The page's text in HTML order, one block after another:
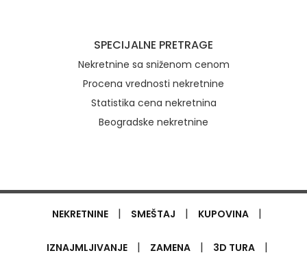
SPECIJALNE PRETRAGE
Nekretnine sa sniženom cenom
Procena vrednosti nekretnine
Statistika cena nekretnina
Beogradske nekretnine
NEKRETNINE | SMEŠTAJ | KUPOVINA |
IZNAJMLJIVANJE | ZAMENA | 3D TURA |